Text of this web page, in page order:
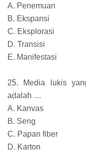
A. Penemuan
B. Ekspansi
C. Eksplorasi
D. Transisi
E. Manifestasi
25. Media lukis
adalah …
A. Kanvas
B. Seng
C. Papan fiber
D. Karton